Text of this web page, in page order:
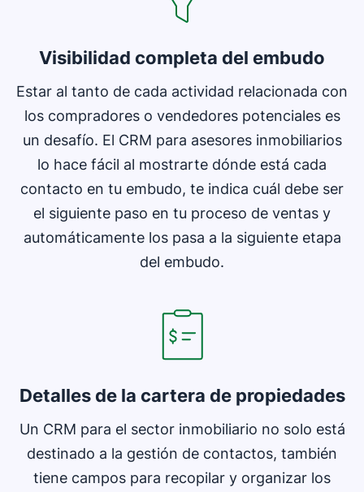
Visibilidad completa del embudo
Estar al tanto de cada actividad relacionada con
los compradores o vendedores potenciales es
un desafío. El CRM para asesores inmobiliarios
lo hace fácil al mostrarte dónde está cada
contacto en tu embudo, te indica cuál debe ser
el siguiente paso en tu proceso de ventas y
automáticamente los pasa a la siguiente etapa
del embudo.
Detalles de la cartera de propiedades
Un CRM para el sector inmobiliario no solo está
destinado a la gestión de contactos, también
tiene campos para recopilar y organizar los